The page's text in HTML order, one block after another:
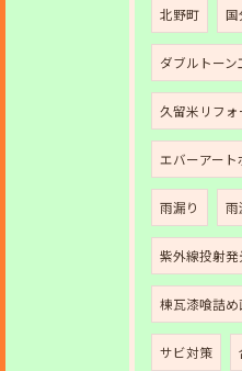
北野町
ダブルトーン
久留米リフォ
エバーアート
雨漏り 雨
紫外線投射発
棟瓦漆喰詰め
サビ対策